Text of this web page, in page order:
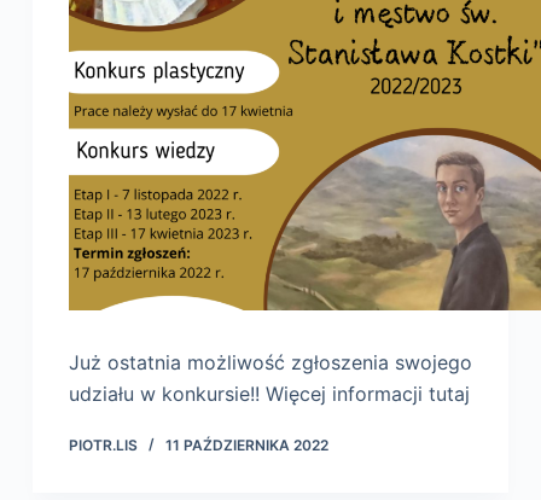
Już ostatnia możliwość zgłoszenia swojego
udziału w konkursie!! Więcej informacji tutaj
PIOTR.LIS 11 PAŹDZIERNIKA 2022